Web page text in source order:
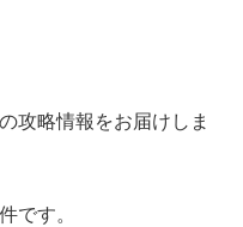
攻略情報をお届けしま
です。